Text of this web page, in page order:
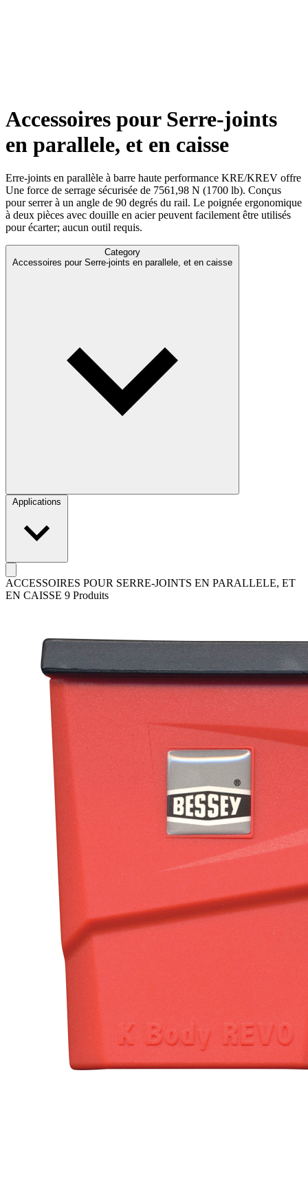
Accessoires pour Serre-joints
en parallele, et en caisse
Erre-joints en parallèle à barre haute performance KRE/KREV offre
Une force de serrage sécurisée de 7561,98 N (1700 lb). Conçus
pour serrer à un angle de 90 degrés du rail. Le poignée ergonomique
à deux pièces avec douille en acier peuvent facilement être utilisés
pour écarter; aucun outil requis.
Category
Accessoires pour Serre-joints en parallele, et en caisse
Applications
ACCESSOIRES POUR SERRE-JOINTS EN PARALLELE, ET
EN CAISSE 9 Produits